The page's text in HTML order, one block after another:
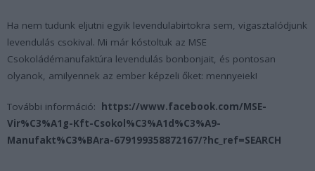
Ha nem tudunk eljutni egyik levendulabirtokra sem, vigasztalódjunk
levendulás csokival. Mi már kóstoltuk az MSE
Csokoládémanufaktúra levendulás bonbonjait, és pontosan
olyanok, amilyennek az ember képzeli őket: mennyeiek!
További információ: https://www.facebook.com/MSE-
Vir%C3%A1g-Kft-Csokol%C3%A1d%C3%A9-
Manufakt%C3%BAra-679199358872167/?hc_ref=SEARCH